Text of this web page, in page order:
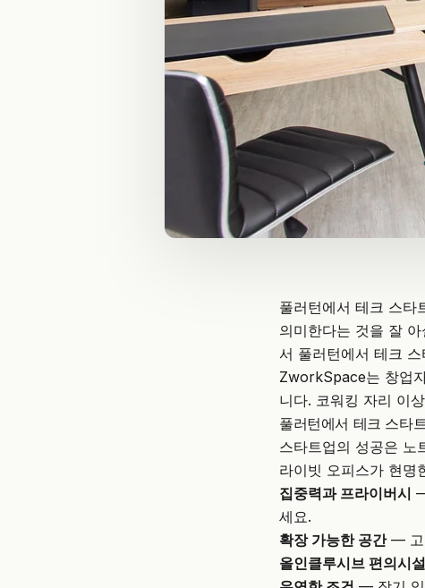
풀러턴에서 테크 스타
의미한다는 것을 잘
서 풀러턴에서 테크
ZworkSpace는 창업
니다. 코워킹 자리 이
풀러턴에서 테크 스타
스타트업의 성공은 노
라이빗 오피스가 현명
집중력과 프라이버시
세요.
확장 가능한 공간— 고
올인클루시브 편의시설